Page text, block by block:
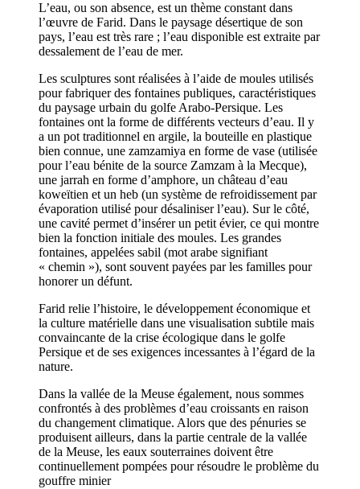
L’eau, ou son absence, est un thème constant dans
l’œuvre de Farid. Dans le paysage désertique de son
pays, l’eau est très rare ; l’eau disponible est extraite par
dessalement de l’eau de mer.
Les sculptures sont réalisées à l’aide de moules utilisés
pour fabriquer des fontaines publiques, caractéristiques
du paysage urbain du golfe Arabo-Persique. Les
fontaines ont la forme de différents vecteurs d’eau. Il y
a un pot traditionnel en argile, la bouteille en plastique
bien connue, une zamzamiya en forme de vase (utilisée
pour l’eau bénite de la source Zamzam à la Mecque),
une jarrah en forme d’amphore, un château d’eau
koweïtien et un heb (un système de refroidissement par
évaporation utilisé pour désaliniser l’eau). Sur le côté,
une cavité permet d’insérer un petit évier, ce qui montre
bien la fonction initiale des moules. Les grandes
fontaines, appelées sabil (mot arabe signifiant
« chemin »), sont souvent payées par les familles pour
honorer un défunt.
Farid relie l’histoire, le développement économique et
la culture matérielle dans une visualisation subtile mais
convaincante de la crise écologique dans le golfe
Persique et de ses exigences incessantes à l’égard de la
nature.
Dans la vallée de la Meuse également, nous sommes
confrontés à des problèmes d’eau croissants en raison
du changement climatique. Alors que des pénuries se
produisent ailleurs, dans la partie centrale de la vallée
de la Meuse, les eaux souterraines doivent être
continuellement pompées pour résoudre le problème du
gouffre minier